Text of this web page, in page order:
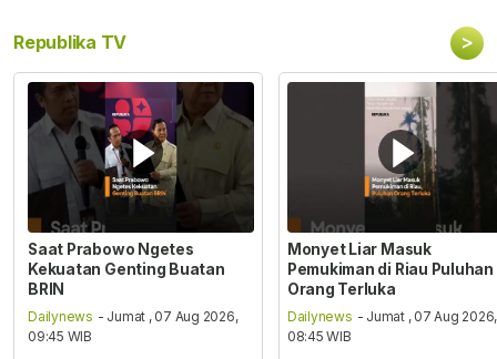
Republika TV >
Saat Prabowo Ngetes
Kekuatan Genting Buatan
BRIN
Dailynews - Jumat , 07 Aug 2026,
09:45 WIB
Monyet Liar Masuk
Pemukiman di Riau Puluhan
Orang Terluka
Dailynews - Jumat , 07 Aug 2026,
08:45 WIB